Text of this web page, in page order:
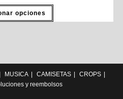
opciones
MUSICA CAMISETAS
CROPS
y reembolsos